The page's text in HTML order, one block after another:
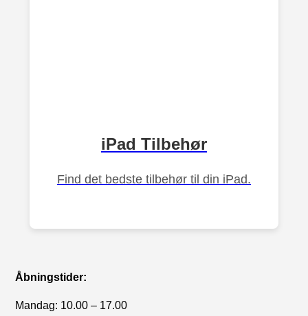
iPad Tilbehør
Find det bedste tilbehør til din iPad.
Åbningstider:
Mandag: 10.00 – 17.00